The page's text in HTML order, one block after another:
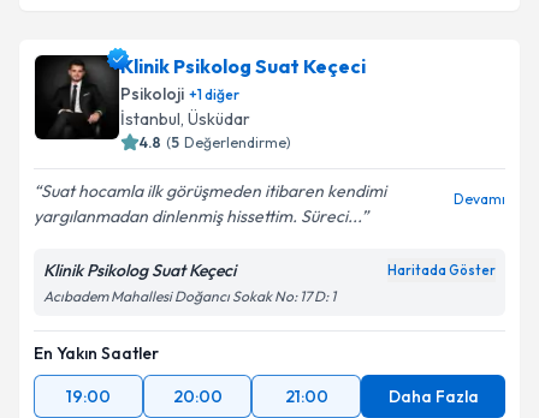
Klinik Psikolog Suat Keçeci
Psikoloji +1diğer
İstanbul, Üsküdar
4.8 (5 Değerlendirme)
Suat hocamla ilk görüşmeden itibaren kendimi
yargılanmadan dinlenmiş hissettim. Süreci...
Devamı
Klinik Psikolog Suat Keçeci Haritada Göster
Acıbadem Mahallesi Doğancı Sokak No: 17 D: 1
En Yakın Saatler
19:00
20:00 21:00 Daha Fazla